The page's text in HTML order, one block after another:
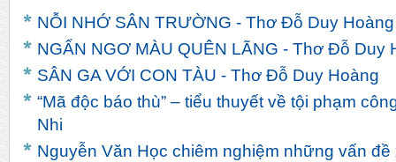
NỖI NHỚ SÂN TRƯỜNG - Thơ Đỗ Duy Hoàng
NGẨN NGƠ MÀU QUÊN LÃNG - Thơ Đỗ Duy
SÂN GA VỚI CON TÀU - Thơ Đỗ Duy Hoàng
“Mã độc báo thù” – tiểu thuyết về tội phạm
Nhi
Nguyễn Văn Học chiêm nghiệm những vấn